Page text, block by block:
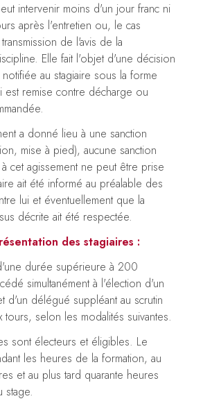
intervenir moins d'un jour franc ni
après l'entretien ou, le cas
de l'avis de la
Elle fait l'objet d'une décision
au stagiaire sous la forme
est remise contre décharge ou
a donné lieu à une sanction
mise à pied), aucune sanction
cet agissement ne peut être prise
ait été informé au préalable des
lui et éventuellement que la
décrite ait été respectée.
des stagiaires :
durée supérieure à 200
simultanément à l'élection d'un
d'un délégué suppléant au scrutin
tours, selon les modalités suivantes.
sont électeurs et éligibles. Le
les heures de la formation, au
et au plus tard quarante heures
stage.